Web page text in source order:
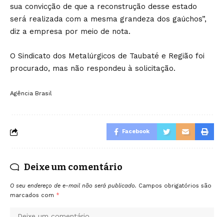
sua convicção de que a reconstrução desse estado
será realizada com a mesma grandeza dos gaúchos”,
diz a empresa por meio de nota.
O Sindicato dos Metalúrgicos de Taubaté e Região foi
procurado, mas não respondeu à solicitação.
Agência Brasil
Facebook
Deixe um comentário
O seu endereço de e-mail não será publicado. Campos obrigatórios são
marcados com *